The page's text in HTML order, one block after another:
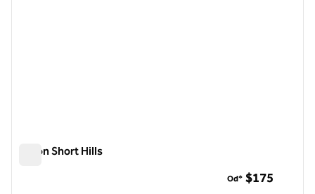
Hilton Short Hills
Od* $175